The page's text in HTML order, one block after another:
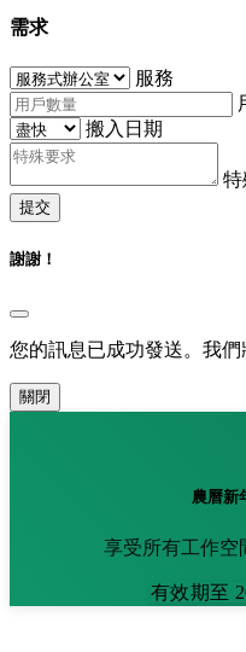
需求
服務
搬入日期
特
提交
謝謝！
您的訊息已成功發送。我們
關閉
農曆新
享受所有工作空
有效期至